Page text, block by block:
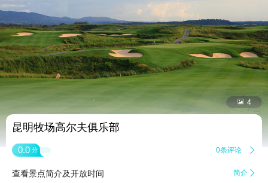
 4
昆明牧场高尔夫俱乐部
0.0 分 0条评论 
查看景点简介及开放时间 简介 
